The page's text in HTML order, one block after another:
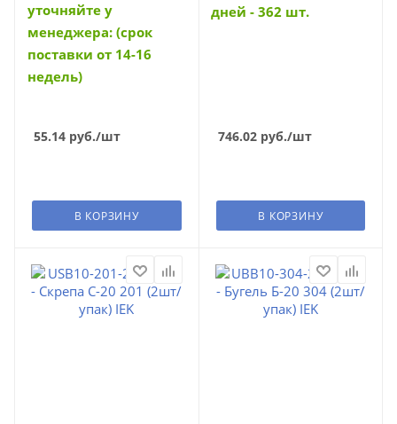
уточняйте у
менеджера: (срок
поставки от 14-16
недель)
55.14 руб./шт
В КОРЗИНУ
дней - 362 шт.
746.02руб./шт
В КОРЗИНУ